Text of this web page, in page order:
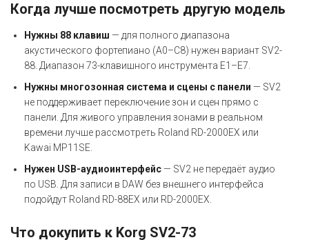
Когда лучше посмотреть другую модель
Нужны 88 клавиш — для полного диапазона
акустического фортепиано (A0–C8) нужен вариант SV2-
88. Диапазон 73-клавишного инструмента E1–E7.
Нужны многозонная система и сцены с панели — SV2
не поддерживает переключение зон и сцен прямо с
панели. Для живого управления зонами в реальном
времени лучше рассмотреть Roland RD-2000EX или
Kawai MP11SE.
Нужен USB-аудиоинтерфейс — SV2 не передаёт аудио
по USB. Для записи в DAW без внешнего интерфейса
подойдут Roland RD-88EX или RD-2000EX.
Что докупить к Korg SV2-73